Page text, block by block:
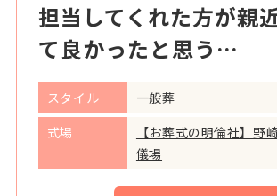
担当してくれた方が親
て良かったと思う…
スタイル
一般葬
式場
【お葬式の明倫社】野
儀場